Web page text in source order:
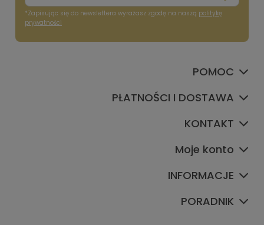
*Zapisując się do newslettera wyrażasz zgodę na naszą politykę
prywatności
POMOC
PŁATNOŚCI I DOSTAWA
KONTAKT
Moje konto
INFORMACJE
PORADNIK